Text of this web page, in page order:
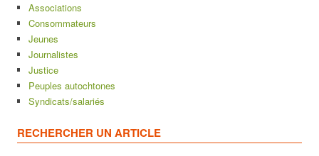
Associations
Consommateurs
Jeunes
Journalistes
Justice
Peuples autochtones
Syndicats/salariés
RECHERCHER UN ARTICLE